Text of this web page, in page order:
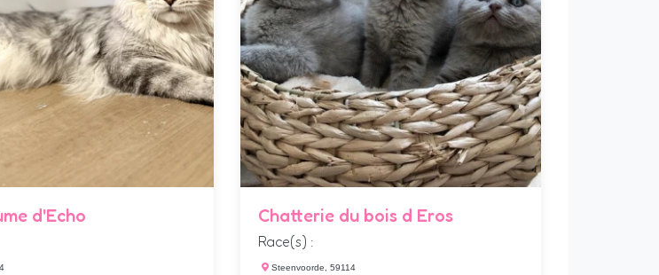
d'Echo Chatterie du bois d Eros
Race(s) :
Steenvoorde, 59114